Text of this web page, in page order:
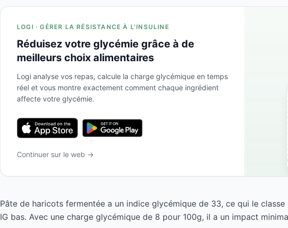
LOGI · GÉRER LA RÉSISTANCE À L'INSULINE
Réduisez votre glycémie grâce à de
meilleurs choix alimentaires
Logi analyse vos repas, calcule la charge glycémique en temps
réel et vous montre exactement comment chaque ingrédient
affecte votre glycémie.
Continuer sur le web →
Pâte de haricots fermentée a un indice glycémique de 33, ce qui le classe
IG bas. Avec une charge glycémique de 8 pour 100g, il a un impact